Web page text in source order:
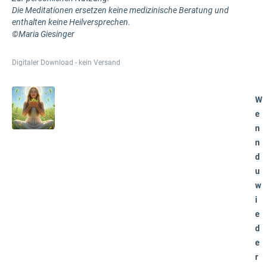
Die Meditationen ersetzen keine medizinische Beratung und
enthalten keine Heilversprechen.
©Maria Giesinger
Digitaler Download - kein Versand
W
e
n
n
d
u
w
i
e
d
e
r